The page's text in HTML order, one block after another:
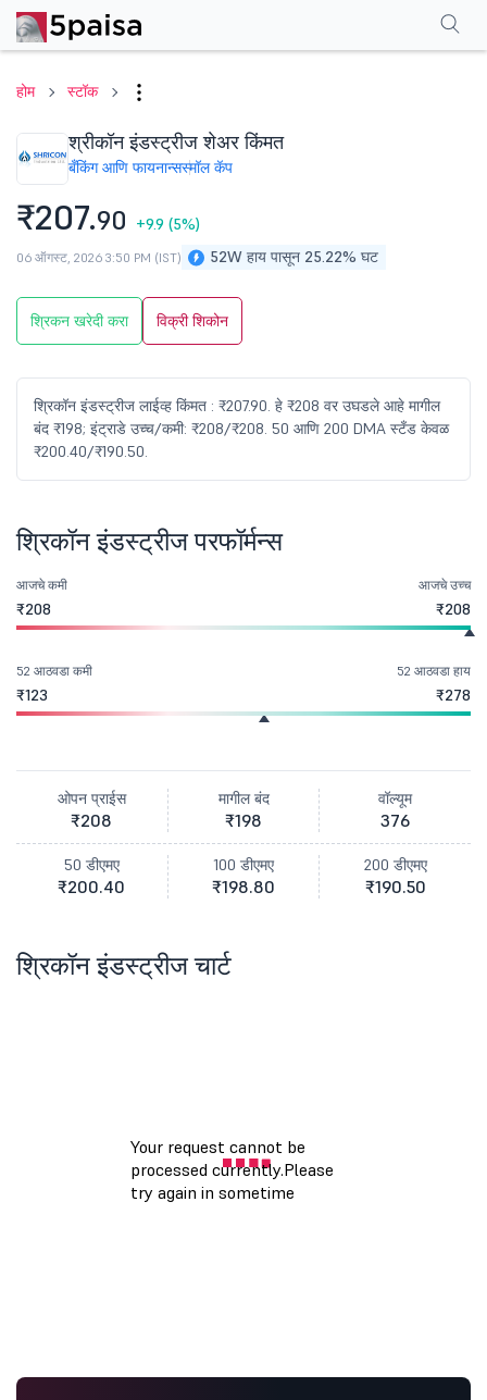
होम स्टॉक
श्रीकॉन इंडस्ट्रीज शेअर किंमत
बँकिंग आणि फायनान्सस्मॉल कॅप
₹207.90 +9.9 (5%)
52W हाय पासून 25.22% घट
06 ऑगस्ट, 2026 3:50 PM (IST)
श्रिकन खरेदी करा विक्री शिकोन
श्रिकॉन इंडस्ट्रीज लाईव्ह किंमत : ₹207.90. हे ₹208 वर उघडले आहे मागील
बंद ₹198; इंट्राडे उच्च/कमी: ₹208/₹208. 50 आणि 200 DMA स्टँड केवळ
₹200.40/₹190.50.
परफॉर्मन्सफायनान्शियल्स एफएक्यू
श्रिकॉन इंडस्ट्रीज परफॉर्मन्स
आजचे कमी
₹208
आजचे उच्च
₹208
52 आठवडा कमी
₹123
52 आठवडा हाय
₹278
ओपन प्राईस
₹208
मागील बंद
₹198
वॉल्यूम
376
50 डीएमए
₹200.40
100 डीएमए
₹198.80
200 डीएमए
₹190.50
श्रिकॉन इंडस्ट्रीज चार्ट